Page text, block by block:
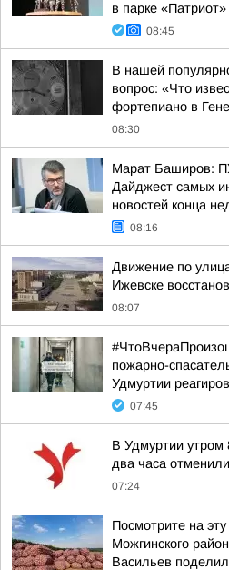
в парке «Патриот»
08:45
В нашей
вопрос: «Что
фортепиано в
08:30
Марат Баширов:
Дайджест самых
новостей конца
08:16
Движение по
Ижевске
08:07
пожарно-
Удмуртии
07:45
В Удмуртии утром
два часа
07:24
Посмотрите на эту
Можгинского
Васильев